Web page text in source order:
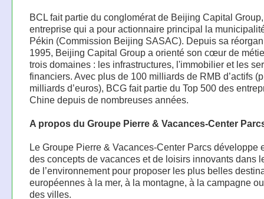
BCL fait partie du conglomérat de Beijing Capital
entreprise qui a pour actionnaire principal la
Pékin (Commission Beijing SASAC). Depuis sa
1995, Beijing Capital Group a orienté son cœur de
trois domaines : les infrastructures, l'immobilier et les
financiers. Avec plus de 100 milliards de RMB d’actifs
milliards d’euros), BCG fait partie du Top 500 des
Chine depuis de nombreuses années.
A propos du Groupe Pierre & Vacances-Center
Le Groupe Pierre & Vacances-Center Parcs développe
des concepts de vacances et de loisirs innovants dans
de l’environnement pour proposer les plus belles
européennes à la mer, à la montagne, à la campagne
des villes.